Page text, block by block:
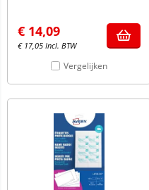
€ 14,09
€ 17,05 Incl. BTW
Vergelijken